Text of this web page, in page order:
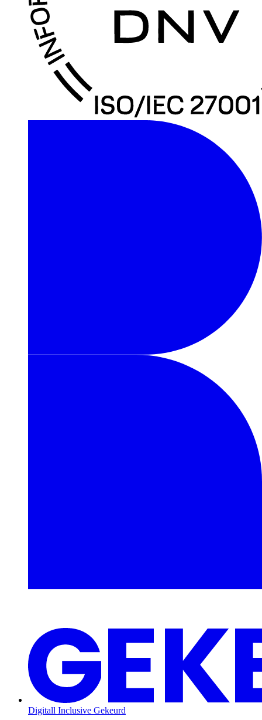
Digitall Inclusive Gekeurd